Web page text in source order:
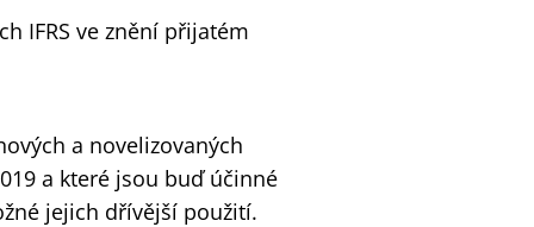
IFRS ve znění přijatém
a novelizovaných
a které jsou buď účinné
jejich dřívější použití.